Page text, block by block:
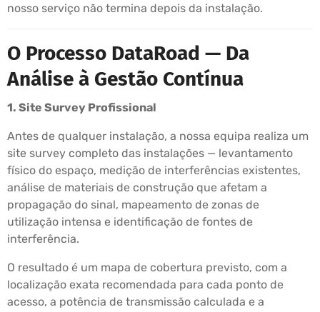
nosso serviço não termina depois da instalação.
O Processo DataRoad — Da
Análise à Gestão Contínua
1. Site Survey Profissional
Antes de qualquer instalação, a nossa equipa realiza um
site survey completo das instalações — levantamento
físico do espaço, medição de interferências existentes,
análise de materiais de construção que afetam a
propagação do sinal, mapeamento de zonas de
utilização intensa e identificação de fontes de
interferência.
O resultado é um mapa de cobertura previsto, com a
localização exata recomendada para cada ponto de
acesso, a potência de transmissão calculada e a